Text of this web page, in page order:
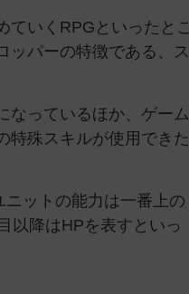
ていくRPGといったとこ
ッパーの特徴である、ス
なっているほか、ゲーム
特殊スキルが使用できた
ットの能力は一番上の
以降はHPを表すといっ